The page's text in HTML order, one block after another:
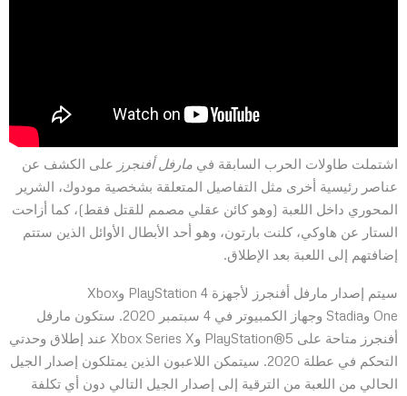
اشتملت طاولات الحرب السابقة في مارفل أفنجرز على الكشف عن
عناصر رئيسية أخرى مثل التفاصيل المتعلقة بشخصية مودوك، الشرير
المحوري داخل اللعبة (وهو كائن عقلي مصمم للقتل فقط)، كما أزاحت
الستار عن هاوكي، كلنت بارتون، وهو أحد الأبطال الأوائل الذين ستتم
إضافتهم إلى اللعبة بعد الإطلاق.
سيتم إصدار مارفل أفنجرز لأجهزة PlayStation 4 وXbox
One وStadia وجهاز الكمبيوتر في 4 سبتمبر 2020. ستكون مارفل
أفنجرز متاحة على PlayStation®5 وXbox Series X عند إطلاق وحدتي
التحكم في عطلة 2020. سيتمكن اللاعبون الذين يمتلكون إصدار الجيل
الحالي من اللعبة من الترقية إلى إصدار الجيل التالي دون أي تكلفة